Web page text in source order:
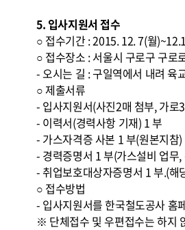
5. 입사지원서 접수
○ 접수기간 : 2015. 12. 7(월
○ 접수장소 : 서울시 구로구 구로
- 오시는 길 : 구일역에서 내려 육
○ 제출서류
- 입사지원서(사진2매 첨부, 가
- 이력서(경력사항 기재) 1 부
- 가스자격증 사본 1 부(원본지참)
- 경력증명서 1 부(가스설비 업무
- 취업보호대상자증명서 1 부.(해
○ 접수방법
- 입사지원서를 한국철도공사 홈
※ 단체접수 및 우편접수는 하지